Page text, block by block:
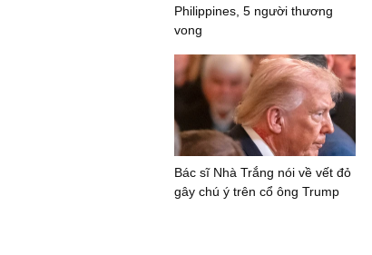
Philippines, 5 người thương
vong
Bác sĩ Nhà Trắng nói về vết đỏ
gây chú ý trên cổ ông Trump